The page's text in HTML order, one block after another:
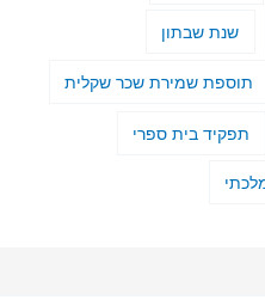
שנת שבתון
תוספת שמירת שכר שקלית
תפקיד בית ספרי